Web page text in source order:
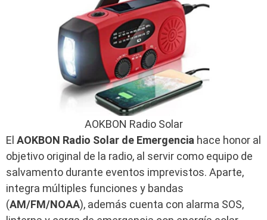
AOKBON Radio Solar
El AOKBON Radio Solar de Emergencia hace honor al
objetivo original de la radio, al servir como equipo de
salvamento durante eventos imprevistos. Aparte,
integra múltiples funciones y bandas
(AM/FM/NOAA), además cuenta con alarma SOS,